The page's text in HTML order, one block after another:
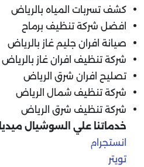
كشف تسربات المياه بالرياض
افضل شركة تنظيف برماح
صيانة افران جليم غاز بالرياض
شركة تنظيف افران غاز بالرياض
تصليح افران شرق الرياض
شركة تنظيف شمال الرياض
شركة تنظيف شرق الرياض
خدماتنا علي السوشيال ميديا
انستجرام
تويتر